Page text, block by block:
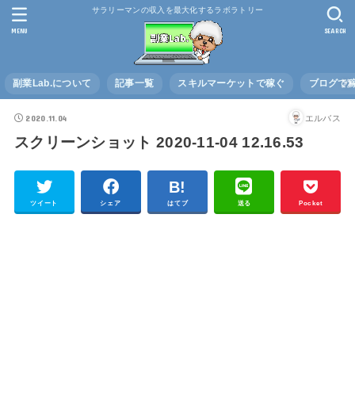
サラリーマンの収入を最大化するラボラトリー
副業Lab.について 記事一覧 スキルマーケットで稼ぐ ブログで
SEARCH
MENU
2020.11.04 エルバス
スクリーンショット 2020-11-04 12.16.53
ツイート シェア はてブ 送る Pocket